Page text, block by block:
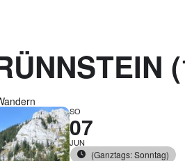
SO
07
JUN
(Ganztags: Sonntag)